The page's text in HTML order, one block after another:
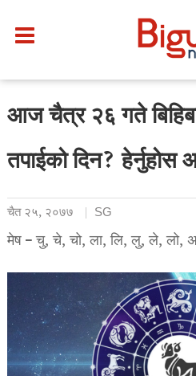
आज चैत्र २६ गते
तपाईको दिन?
चैत २५, २०७७ SG
मेष – चु, चे, चो, ला, लि, लु, ले, लो,